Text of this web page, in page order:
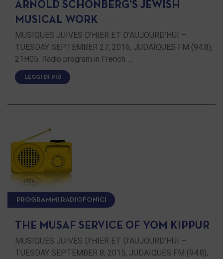
ARNOLD SCHÖNBERG’S JEWISH
MUSICAL WORK
MUSIQUES JUIVES D’HIER ET D’AUJOURD’HUI –
TUESDAY SEPTEMBER 27, 2016, JUDAÏQUES FM (94.8),
21H05. Radio program in French …
LEGGI DI PIÙ
PROGRAMMI RADIOFONICI
THE MUSAF SERVICE OF YOM KIPPUR
MUSIQUES JUIVES D’HIER ET D’AUJOURD’HUI –
TUESDAY SEPTEMBER 8, 2015, JUDAÏQUES FM (94.8),